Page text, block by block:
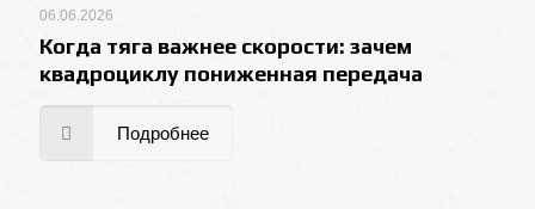
06.06.2026
Когда тяга важнее скорости: зачем
квадроциклу пониженная передача
Подробнее